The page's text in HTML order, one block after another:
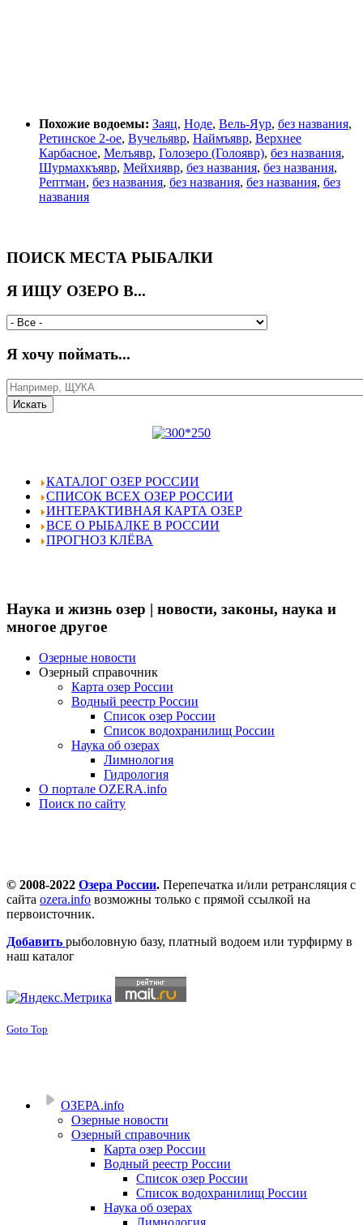
Похожие водоемы: Заяц, Ноде, Вель-Яур, без названия,
Ретинское 2-ое, Вучельявр, Наймъявр, Верхнее
Карбасное, Мелъявр, Голозеро (Голоявр), без названия,
Шурмахкъявр, Мейхиявр, без названия, без названия,
Рептман, без названия, без названия, без названия, без
названия
ПОИСК МЕСТА РЫБАЛКИ
Я ИЩУ ОЗЕРО В...
Я хочу поймать...
КАТАЛОГ ОЗЕР РОССИИ
СПИСОК ВСЕХ ОЗЕР РОССИИ
ИНТЕРАКТИВНАЯ КАРТА ОЗЕР
ВСЕ О РЫБАЛКЕ В РОССИИ
ПРОГНОЗ КЛЁВА
Наука и жизнь озер | новости, законы, наука и
многое другое
Озерные новости
Озерный справочник
Карта озер России
Водный реестр России
Список озер России
Список водохранилищ России
Наука об озерах
Лимнология
Гидрология
О портале OZERA.info
Поиск по сайту
© 2008-2022 Озера России. Перепечатка и/или ретрансляция с
сайта ozera.info возможны только с прямой ссылкой на
первоисточник.
Добавить рыболовную базу, платный водоем или турфирму в
наш каталог
Goto Top
ОЗЕРА.info
Озерные новости
Озерный справочник
Карта озер России
Водный реестр России
Список озер России
Список водохранилищ России
Наука об озерах